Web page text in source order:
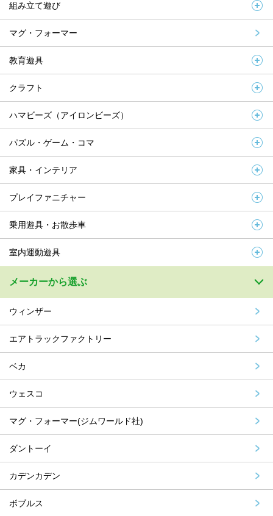
組み立て遊び
マグ・フォーマー
教育遊具
クラフト
ハマビーズ（アイロンビーズ）
パズル・ゲーム・コマ
家具・インテリア
プレイファニチャー
乗用遊具・お散歩車
室内運動遊具
メーカーから選ぶ
ウィンザー
エアトラックファクトリー
ベカ
ウェスコ
マグ・フォーマー(ジムワールド社)
ダントーイ
カデンカデン
ボブルス